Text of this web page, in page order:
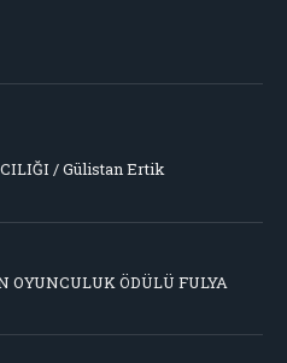
/ Gülistan Ertik
OYUNCULUK ÖDÜLÜ FULYA